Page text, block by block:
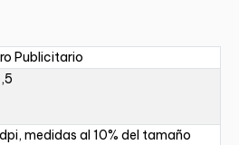
Publicitario
medidas al 10% del tamaño